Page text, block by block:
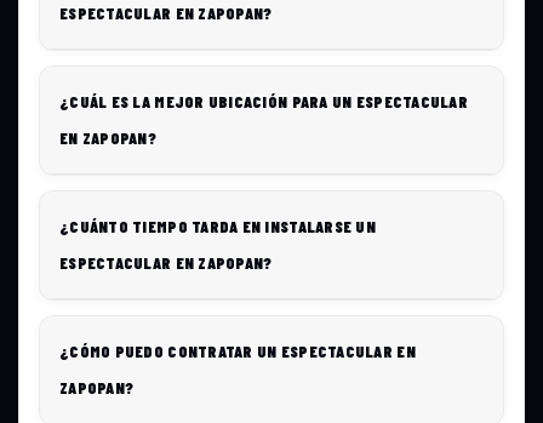
ESPECTACULAR EN ZAPOPAN?
¿CUÁL ES LA MEJOR UBICACIÓN PARA UN ESPECTACULAR
EN ZAPOPAN?
¿CUÁNTO TIEMPO TARDA EN INSTALARSE UN
ESPECTACULAR EN ZAPOPAN?
¿CÓMO PUEDO CONTRATAR UN ESPECTACULAR EN
ZAPOPAN?